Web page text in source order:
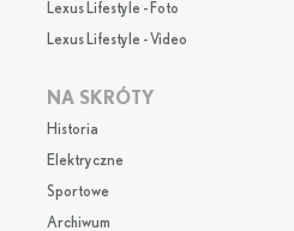
Lexus Lifestyle - Foto
Lexus Lifestyle - Video
NA SKRÓTY
Historia
Elektryczne
Sportowe
Archiwum